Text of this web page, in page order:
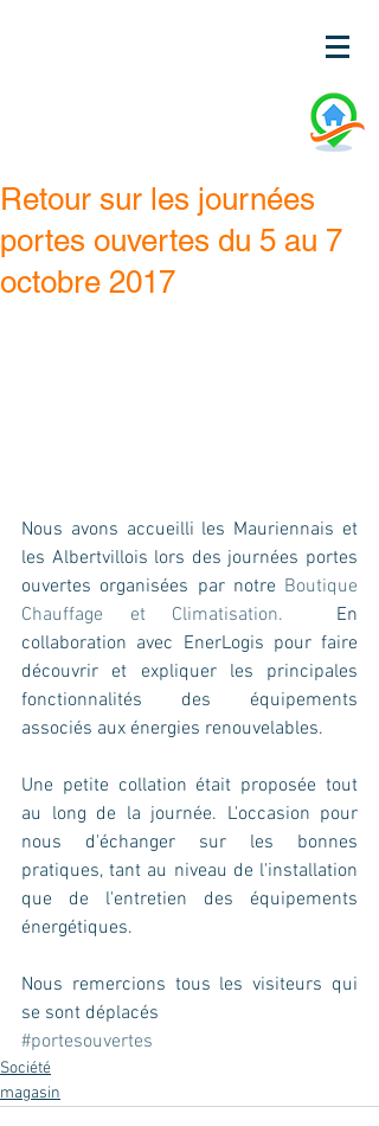
Retour sur les journées
portes ouvertes du 5 au 7
octobre 2017
Nous avons accueilli les Mauriennais et
les Albertvillois lors des journées portes
ouvertes organisées par notre Boutique
Chauffage et Climatisation.
  En
collaboration avec EnerLogis pour faire
découvrir et expliquer les principales
fonctionnalités des équipements
associés aux énergies renouvelables.
Une petite collation était proposée tout
au long de la journée. L'occasion pour
nous d'échanger sur les bonnes
pratiques, tant au niveau de l'installation
que de l'entretien des équipements
énergétiques.
Nous remercions tous les visiteurs qui
se sont déplacés
#portesouvertes
Société
magasin